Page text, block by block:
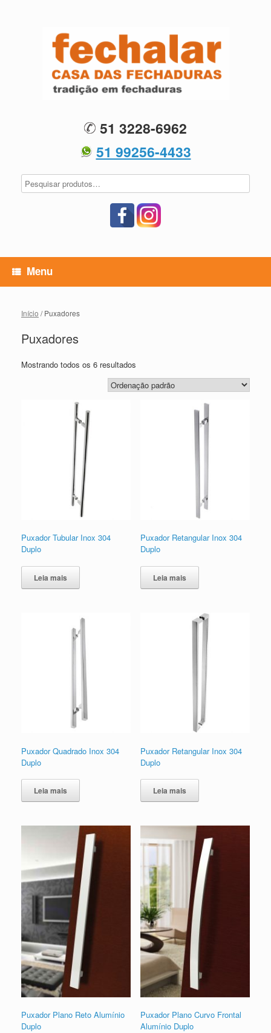
51 3228-6962
51 99256-4433
Menu
Início / Puxadores
Puxadores
Mostrando todos os 6 resultados
Puxador Tubular Inox 304
Duplo
Leia mais
Puxador Retangular Inox 304
Duplo
Leia mais
Puxador Quadrado Inox 304
Duplo
Leia mais
Puxador Retangular Inox 304
Duplo
Leia mais
Puxador Plano Reto Alumínio
Duplo
Puxador Plano Curvo Frontal
Alumínio Duplo